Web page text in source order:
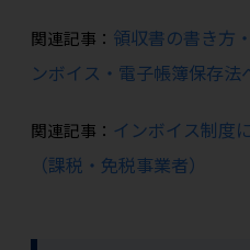
関連記事： 領収書の書き方
ンボイス・電子帳簿保存法
関連記事： インボイス制度
（課税・免税事業者）